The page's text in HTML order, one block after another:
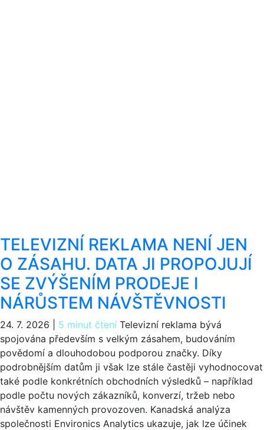
TELEVIZNÍ REKLAMA NENÍ JEN
O ZÁSAHU. DATA JI PROPOJUJÍ
SE ZVÝŠENÍM PRODEJE I
NÁRŮSTEM NÁVŠTĚVNOSTI
24. 7. 2026 5 minut čtení Televizní reklama bývá
spojována především s velkým zásahem, budováním
povědomí a dlouhodobou podporou značky. Díky
podrobnějším datům ji však lze stále častěji vyhodnocovat
také podle konkrétních obchodních výsledků – například
podle počtu nových zákazníků, konverzí, tržeb nebo
návštěv kamenných provozoven. Kanadská analýza
společnosti Environics Analytics ukazuje, jak lze účinek